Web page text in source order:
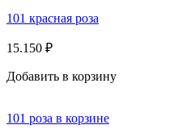
101 красная роза
15.150 ₽
Добавить в корзину
101 роза в корзине